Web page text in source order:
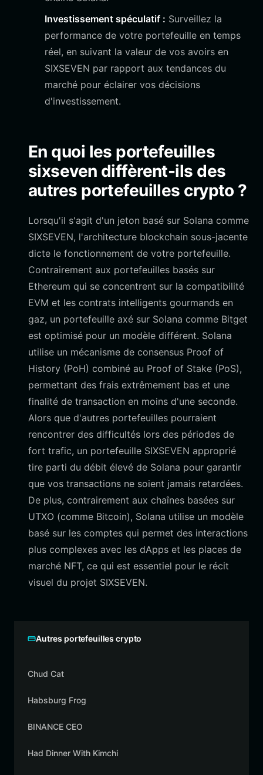
Investissement spéculatif : Surveillez la
performance de votre portefeuille en temps
réel, en suivant la valeur de vos avoirs en
SIXSEVEN par rapport aux tendances du
marché pour éclairer vos décisions
d'investissement.
En quoi les portefeuilles
sixseven diffèrent-ils des
autres portefeuilles crypto ?
Lorsqu'il s'agit d'un jeton basé sur Solana comme
SIXSEVEN, l'architecture blockchain sous-jacente
dicte le fonctionnement de votre portefeuille.
Contrairement aux portefeuilles basés sur
Ethereum qui se concentrent sur la compatibilité
EVM et les contrats intelligents gourmands en
gaz, un portefeuille axé sur Solana comme Bitget
est optimisé pour un modèle différent. Solana
utilise un mécanisme de consensus Proof of
History (PoH) combiné au Proof of Stake (PoS),
permettant des frais extrêmement bas et une
finalité de transaction en moins d'une seconde.
Alors que d'autres portefeuilles pourraient
rencontrer des difficultés lors des périodes de
fort trafic, un portefeuille SIXSEVEN approprié
tire parti du débit élevé de Solana pour garantir
que vos transactions ne soient jamais retardées.
De plus, contrairement aux chaînes basées sur
UTXO (comme Bitcoin), Solana utilise un modèle
basé sur les comptes qui permet des interactions
plus complexes avec les dApps et les places de
marché NFT, ce qui est essentiel pour le récit
visuel du projet SIXSEVEN.
Autres portefeuilles crypto
Chud Cat
Habsburg Frog
BINANCE CEO
Had Dinner With Kimchi